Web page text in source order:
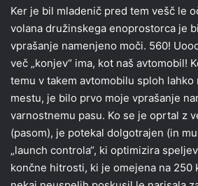
Ker je bil mladenič pred tem vešč le
volana družinskega enoprostorca je
vprašanje namenjeno moči. 560!
več „konjev“ ima, kot naš avtomobil!
temu v takem avtomobilu sploh lahko
mestu, je bilo prvo moje vprašanje
varnostnemu pasu. Ko se je oprtal z
(pasom), je potekal dolgotrajen (in
„launch controla“, ki optimizira
končne hitrosti, ki je omejena na 250